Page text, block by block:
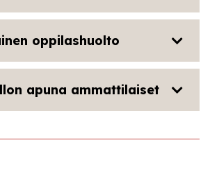
oppilashuolto
apuna ammattilaiset